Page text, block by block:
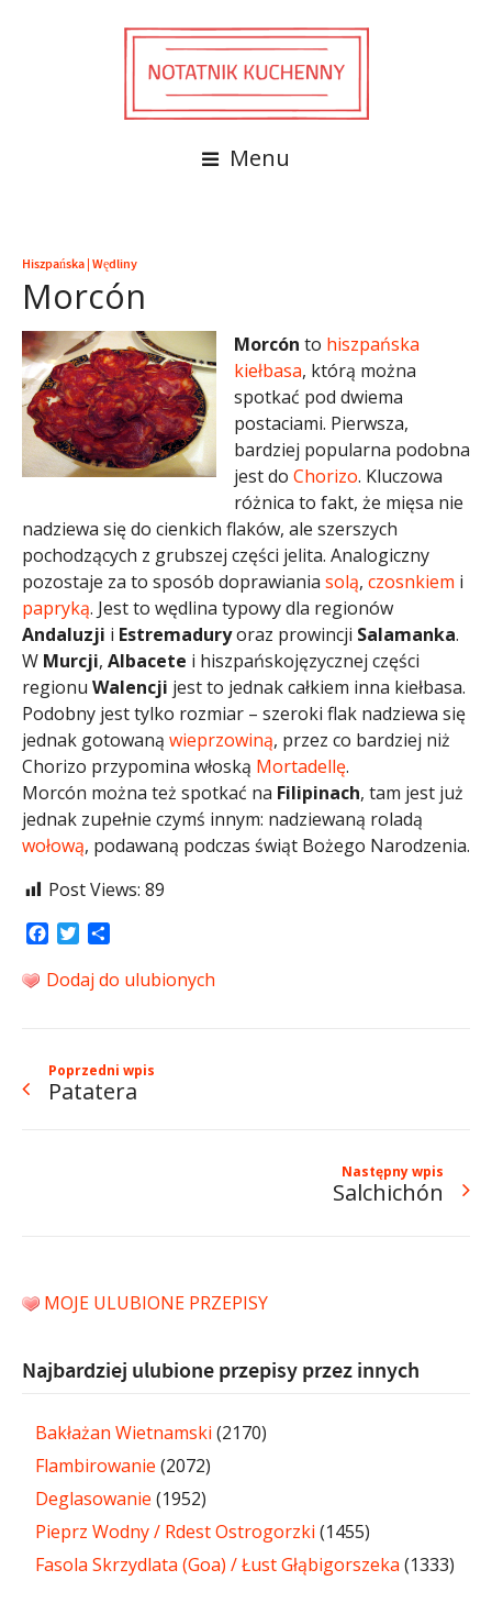
Menu
Hiszpańska|Wędliny
Morcón
Morcón to hiszpańska
kiełbasa, którą można
spotkać pod dwiema
postaciami. Pierwsza,
bardziej popularna podobna
jest do Chorizo. Kluczowa
różnica to fakt, że mięsa nie
nadziewa się do cienkich flaków, ale szerszych
pochodzących z grubszej części jelita. Analogiczny
pozostaje za to sposób doprawiania solą, czosnkiem i
papryką. Jest to wędlina typowy dla regionów
Andaluzji i Estremaduryoraz prowincji Salamanka.
W Murcji, Albacete i hiszpańskojęzycznej części
regionu Walencji jest to jednak całkiem inna kiełbasa.
Podobny jest tylko rozmiar – szeroki flak nadziewa się
jednak gotowaną wieprzowiną, przez co bardziej niż
Chorizo przypomina włoską Mortadellę.
Morcón można też spotkać na Filipinach, tam jest już
jednak zupełnie czymś innym: nadziewaną roladą
wołową, podawaną podczas świąt Bożego Narodzenia.
Post Views: 89
Facebook
Twitter
Dodaj do ulubionych
Poprzedni wpis
Patatera
Następny wpis
Salchichón
MOJE ULUBIONE PRZEPISY
Najbardziej ulubione przepisy przez innych
Bakłażan Wietnamski (2170)
Flambirowanie (2072)
Deglasowanie (1952)
Pieprz Wodny / Rdest Ostrogorzki (1455)
Fasola Skrzydlata (Goa) / Łust Głąbigorszeka (1333)